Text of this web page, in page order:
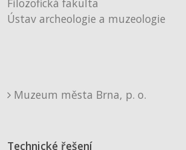
Ústav archeologie a muzeologie
Muzeum města Brna, p. o.
Technické řešení